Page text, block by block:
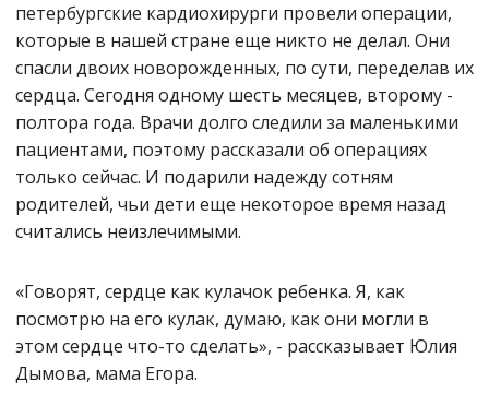
петербургские кардиохирурги провели операции,
которые в нашей стране еще никто не делал. Они
спасли двоих новорожденных, по сути, переделав их
сердца. Сегодня одному шесть месяцев, второму -
полтора года. Врачи долго следили за маленькими
пациентами, поэтому рассказали об операциях
только сейчас. И подарили надежду сотням
родителей, чьи дети еще некоторое время назад
считались неизлечимыми.
«Говорят, сердце как кулачок ребенка. Я, как
посмотрю на его кулак, думаю, как они могли в
этом сердце что-то сделать», - рассказывает Юлия
Дымова, мама Егора.